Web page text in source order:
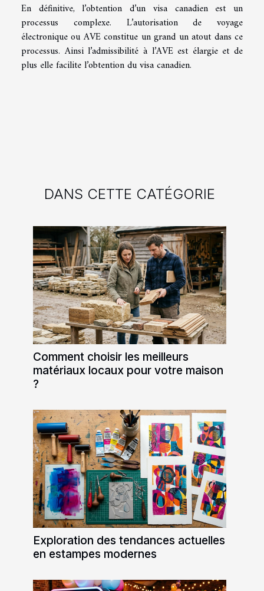
En définitive, l’obtention d’un visa canadien est un
processus complexe. L’autorisation de voyage
électronique ou AVE constitue un grand un atout dans ce
processus. Ainsi l’admissibilité à l’AVE est élargie et de
plus elle facilite l’obtention du visa canadien.
DANS CETTE CATÉGORIE
Comment choisir les meilleurs
matériaux locaux pour votre maison
?
Exploration des tendances actuelles
en estampes modernes